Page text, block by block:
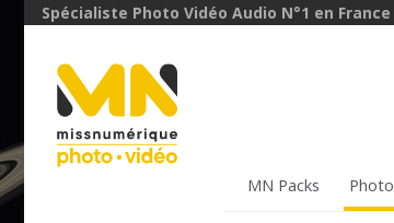
Spécialiste Photo Vidéo Audio N°1 en France
MN Packs Photo